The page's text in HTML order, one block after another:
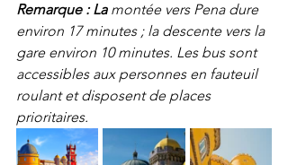
Remarque : La montée vers Pena dure
environ 17 minutes ; la descente vers la
gare environ 10 minutes. Les bus sont
accessibles aux personnes en fauteuil
roulant et disposent de places
prioritaires.